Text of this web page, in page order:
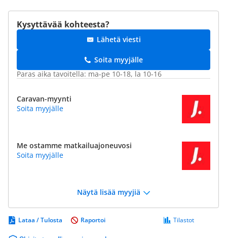
Kysyttävää kohteesta?
Lähetä viesti
Soita myyjälle
Paras aika tavoitella: ma-pe 10-18, la 10-16
Caravan-myynti
Soita myyjälle
Me ostamme matkailuajoneuvosi
Soita myyjälle
Näytä lisää myyjiä
Lataa / Tulosta Tilastot
Raportoi